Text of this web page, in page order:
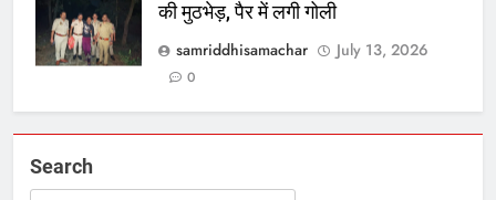
की मुठभेड़, पैर में लगी गोली
samriddhisamachar
July 13, 2026
0
Search